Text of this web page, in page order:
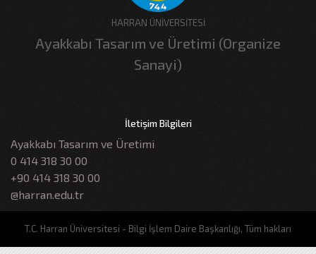
HARRAN ÜNİVERSİTESİ
Ayakkabı Tasarım ve Üretimi (Organize
Sanayi)
İletişim Bilgileri
Ayakkabı Tasarım ve Üretimi
0 414 318 30 00
+90 414 318 30 00
@harran.edu.tr
T.C. Harran Üniversitesi - Bilgi İşlem Daire Başkanlığı, Tüm hakları